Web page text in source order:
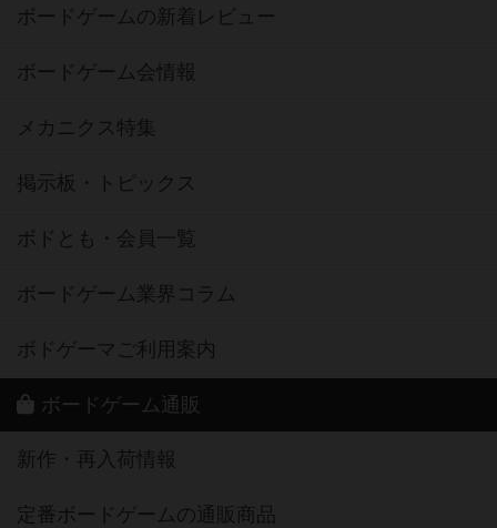
ボードゲームの新着レビュー
ボードゲーム会情報
メカニクス特集
掲示板・トピックス
ボドとも・会員一覧
ボードゲーム業界コラム
ボドゲーマご利用案内
ボードゲーム通販
新作・再入荷情報
定番ボードゲームの通販商品